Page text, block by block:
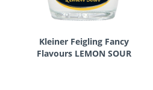
Kleiner Feigling Fancy
Flavours LEMON SOUR